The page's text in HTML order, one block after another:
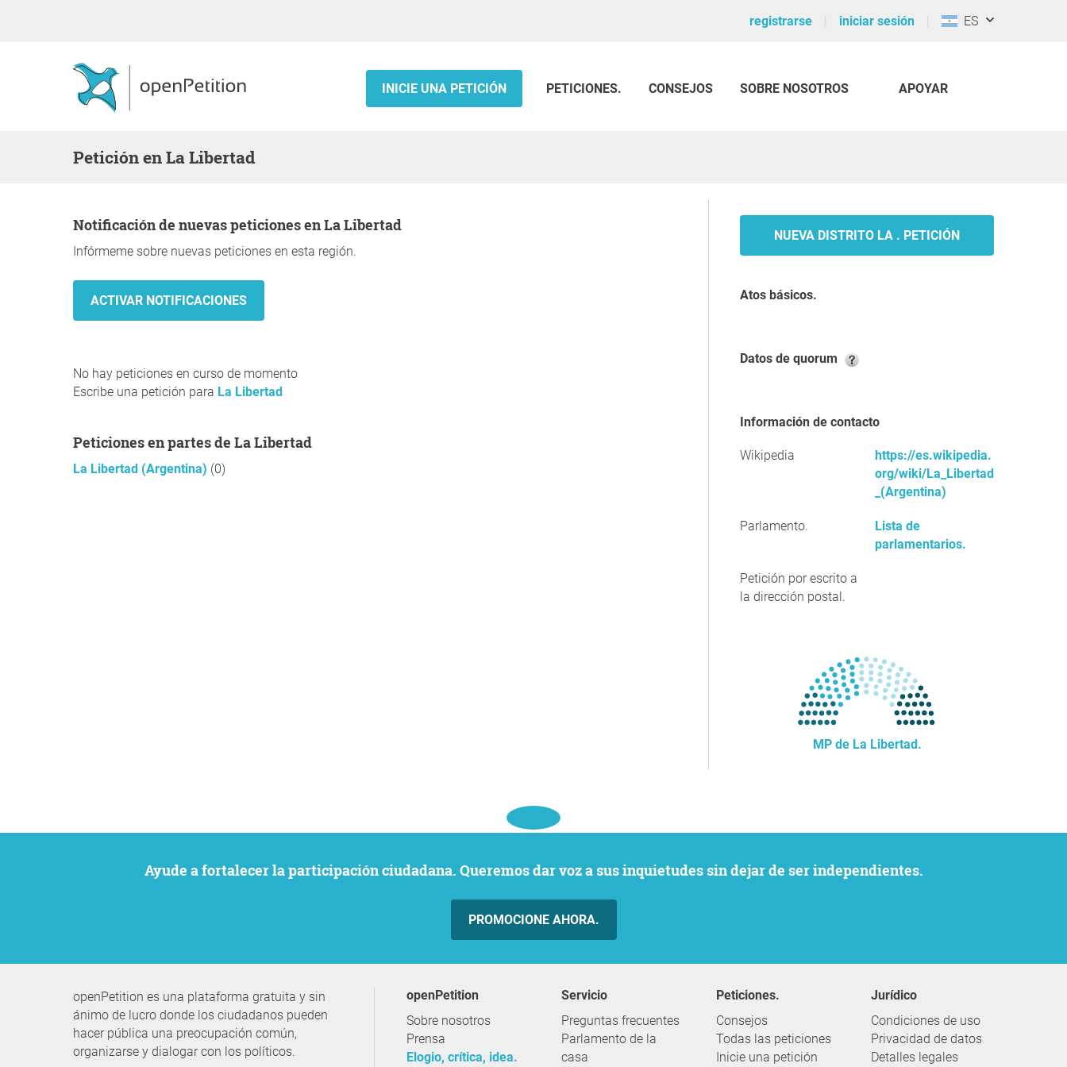
registrarse iniciar sesión ES
INICIE UNA PETICIÓN PETICIONES. CONSEJOS SOBRE NOSOTROS APOYAR
Petición en La Libertad
Notificación de nuevas peticiones en La Libertad
Infórmeme sobre nuevas peticiones en esta región.
No hay peticiones en curso de momento
Escribe una petición para La Libertad
Peticiones en partes de La Libertad
La Libertad (Argentina) (0)
NUEVA DISTRITO LA . PETICIÓN
Atos básicos.
Datos de quorum
Información de contacto
Wikipedia
https://es.wikipedia.
org/wiki/La_Libertad
_(Argentina)
Parlamento.
Lista de
parlamentarios.
Petición por escrito a
la dirección postal.
MP de La Libertad.
Ayude a fortalecer la participación ciudadana. Queremos dar voz a sus inquietudes sin dejar de ser independientes.
PROMOCIONE AHORA.
openPetition es una plataforma gratuita y sin
ánimo de lucro donde los ciudadanos pueden
hacer pública una preocupación común,
organizarse y dialogar con los políticos.
openPetition
Sobre nosotros
Prensa
Elogio, crítica, idea.
servicio
Preguntas frecuentes
Parlamento de la
casa
Peticiones.
Consejos
Todas las peticiones
Inicie una petición
Jurídico
Condiciones de uso
Privacidad de datos
Detalles legales